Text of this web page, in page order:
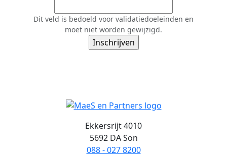
Dit veld is bedoeld voor validatiedoeleinden en
moet niet worden gewijzigd.
Ekkersrijt 4010
5692 DA Son
088 - 027 8200